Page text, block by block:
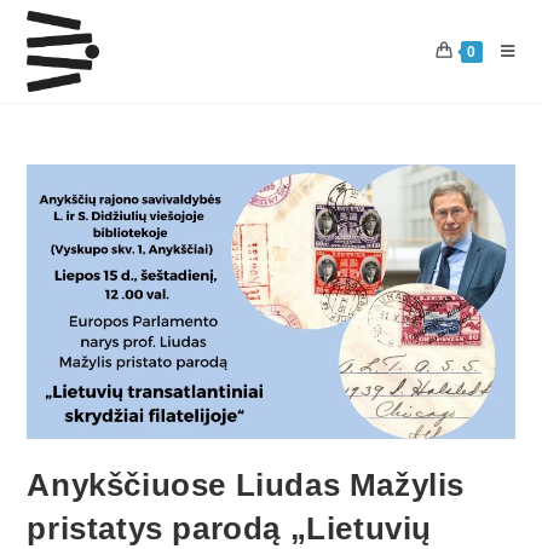
0
Anykščiuose Liudas Mažylis
pristatys parodą „Lietuvių